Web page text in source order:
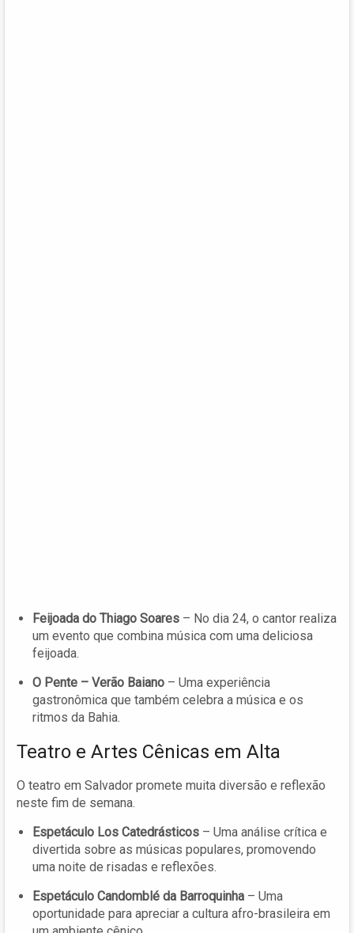
Feijoada do Thiago Soares – No dia 24, o cantor realiza
um evento que combina música com uma deliciosa
feijoada.
O Pente – Verão Baiano – Uma experiência
gastronômica que também celebra a música e os
ritmos da Bahia.
Teatro e Artes Cênicas em Alta
O teatro em Salvador promete muita diversão e reflexão
neste fim de semana.
Espetáculo Los Catedrásticos – Uma análise crítica e
divertida sobre as músicas populares, promovendo
uma noite de risadas e reflexões.
Espetáculo Candomblé da Barroquinha – Uma
oportunidade para apreciar a cultura afro-brasileira em